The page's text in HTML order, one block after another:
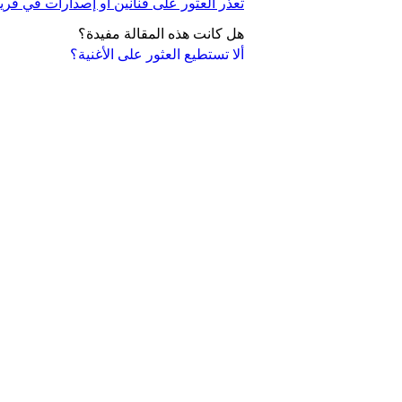
ألا تستطيع العثور على الأغنية؟
تعذُّر العثور على فنانين أو إصدارات في
هل كانت هذه المقالة مفيدة؟